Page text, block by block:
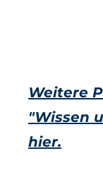
Weitere
"Wissen
hier.